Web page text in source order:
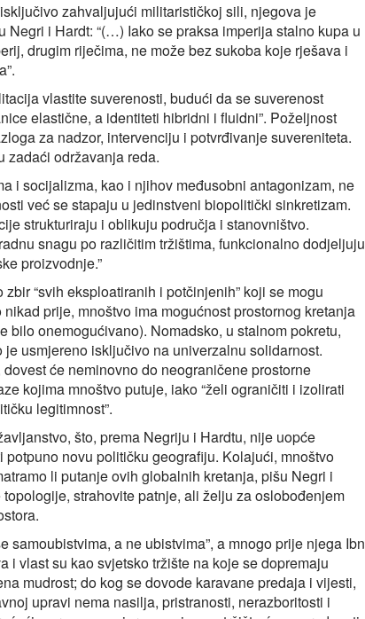
zahvaljujući militarističkoj sili, njegova je
i Hardt: “(…) Iako se praksa imperija stalno kupa u
drugim riječima, ne može bez sukoba koje rješava i
vlastite suverenosti, budući da se suverenost
elastične, a identiteti hibridni i fluidni”. Poželjnost
za nadzor, intervenciju i potvrđivanje suvereniteta.
zadaći održavanja reda.
i socijalizma, kao i njihov međusobni antagonizam, ne
već se stapaju u jedinstveni biopolitički sinkretizam.
strukturiraju i oblikuju područja i stanovništvo.
snagu po različitim tržištima, funkcionalno dodjeljuju
proizvodnje.”
“svih eksploatiranih i potčinjenih” koji se mogu
prije, mnoštvo ima mogućnost prostornog kretanja
onemogućivano). Nomadsko, u stalnom pokretu,
usmjereno isključivo na univerzalnu solidarnost.
će neminovno do neograničene prostorne
kojima mnoštvo putuje, iako “želi ograničiti i izolirati
legitimnost”.
što, prema Negriju i Hardtu, nije uopće
novu političku geografiju. Kolajući, mnoštvo
li putanje ovih globalnih kretanja, pišu Negri i
strahovite patnje, ali želju za oslobođenjem
a ne ubistvima”, a mnogo prije njega Ibn
i vlast su kao svjetsko tržište na koje se dopremaju
mudrost; do kog se dovode karavane predaja i vijesti,
upravi nema nasilja, pristranosti, nerazboritosti i